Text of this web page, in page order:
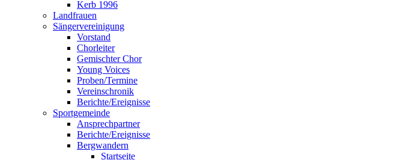
Kerb 1996
Landfrauen
Sängervereinigung
Vorstand
Chorleiter
Gemischter Chor
Young Voices
Proben/Termine
Vereinschronik
Berichte/Ereignisse
Sportgemeinde
Ansprechpartner
Berichte/Ereignisse
Bergwandern
Startseite